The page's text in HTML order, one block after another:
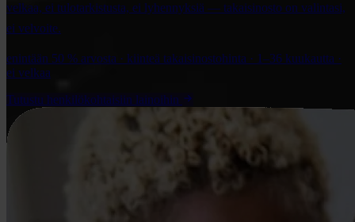
velkaa, ei tulotarkistusta, ei lyhennyksiä — takaisinosto on valintasi,
ei velvoite.
enintään 50 % arvosta · kiinteä takaisinostohinta · 1–36 kuukautta ·
ei velkaa
Tutustu henkilökohtaisiin lainoihin